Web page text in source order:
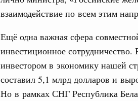
взаимодействие по всем этим
Ещё одна важная сфера
инвестиционное
инвестором в экономику нашей
составил 5,1 млрд долларов и
Но в рамках СНГ Республика